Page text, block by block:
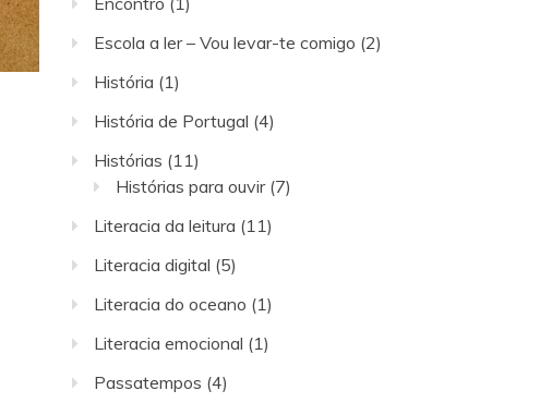
Encontro (1)
Escola a ler – Vou levar-te comigo (2)
História (1)
História de Portugal (4)
Histórias (11)
Histórias para ouvir (7)
Literacia da leitura (11)
Literacia digital (5)
Literacia do oceano (1)
Literacia emocional (1)
Passatempos (4)